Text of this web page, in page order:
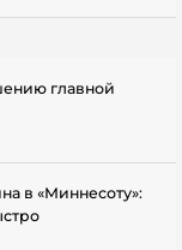
главной
в «Миннесоту»: